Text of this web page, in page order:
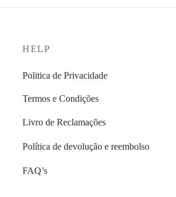
HELP
Politica de Privacidade
Termos e Condições
Livro de Reclamações
Política de devolução e reembolso
FAQ’s